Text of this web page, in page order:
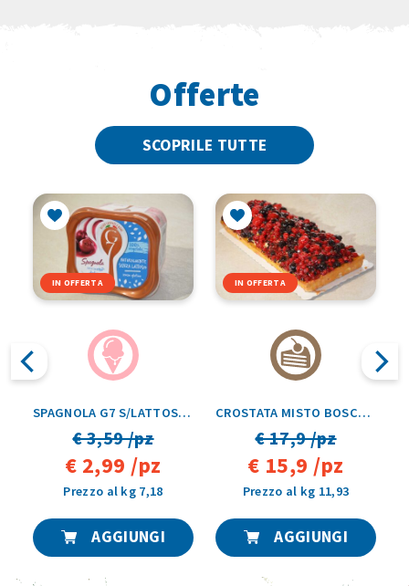
Offerte
SCOPRILE TUTTE
IN OFFERTA
SPAGNOLA G7 S/LATTOSIO VASCHETTA 500GR
€ 3,59 /pz
€ 2,99 /pz
Prezzo al kg 7,18
AGGIUNGI
IN OFFERTA
CROSTATA MISTO BOSCO TRANCIO 1,5 KG
€ 17,9 /pz
€ 15,9 /pz
Prezzo al kg 11,93
AGGIUNGI